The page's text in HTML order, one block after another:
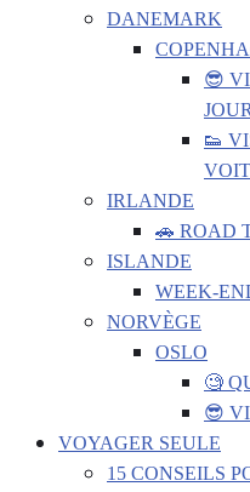
DANEMARK
😎
👟
IRLANDE
🚗 ROAD
ISLANDE
WEEK-
NORVÈGE
OSLO
🧐
😎
VOYAGER SEULE
15 CONSEILS